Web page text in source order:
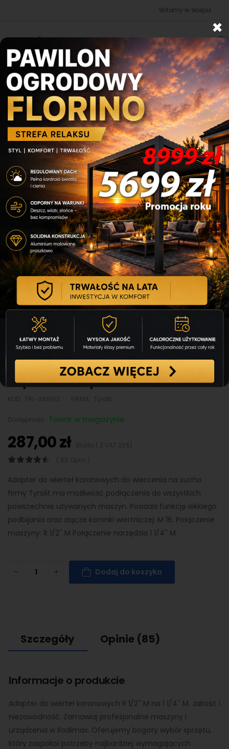
×
Witamy w sklepie
0
Adapter do wierteł koronowych
R 1/2'' M na 1 1/4'' M
Towar w magazynie
287,00 zł
Adapter do wierteł koronowych do wiercenia na sucho
firmy Tyrolit ma możliwość podłączenia do wszystkich
powszechnie używanych maszyn. Posiada funkcję lekkiego
podbijania oraz złącze koronki wiertniczej: M 16. Połączenie
maszyny: R 1/2'' M Połączenie narzędzia 1 1/4'' M
Dodaj do koszyka
Szczegóły Opinie (85)
Informacje o produkcie
Adapter do wierteł koronowych R 1/2'' M na 1 1/4'' M. Jakość i
niezawodność. Zamawiaj profesjonalne maszyny i
urządzenia w Rodimax. Oferujemy bogaty wybór sprzętu,
który zaspokoi potrzeby najbardziej wymagających